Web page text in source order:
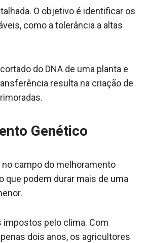
O objetivo é identificar os
como a tolerância a altas
do DNA de uma planta e
resulta na criação de
Genético
campo do melhoramento
que podem durar mais de uma
impostos pelo clima. Com
dois anos, os agricultores